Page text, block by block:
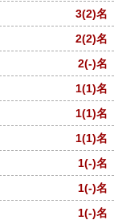
3(2)名
2(2)名
2(-)名
1(1)名
1(1)名
1(1)名
1(-)名
1(-)名
1(-)名